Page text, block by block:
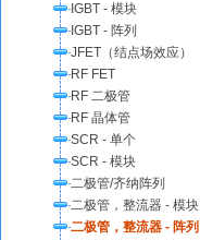
IGBT - 模块
IGBT - 阵列
JFET（结点场效应）
RF FET
RF 二极管
RF 晶体管
SCR - 单个
SCR - 模块
二极管/齐纳阵列
二极管，整流器 - 模块
二极管，整流器 - 阵列